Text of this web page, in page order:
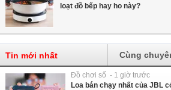
loạt đồ bếp hay ho này?
Tin mới nhất Cùng
Đồ chơi số - 1 giờ trước
Loa bán chạy nhất của JBL